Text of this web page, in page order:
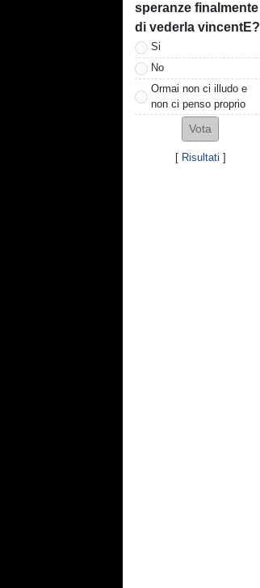
speranze finalmente
di vederla vincentE?
Si
No
Ormai non ci illudo e
non ci penso proprio
[ Risultati ]